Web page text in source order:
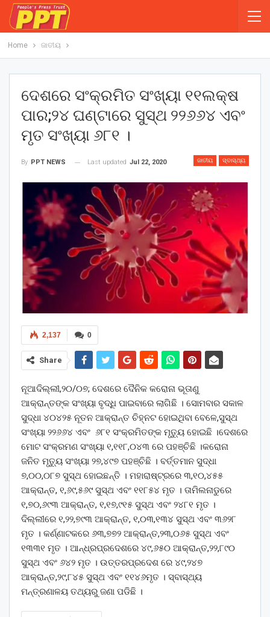
Home ଜାତୀୟ
ଦେଶରେ ସଂକ୍ରମିତ ସଂଖ୍ୟା ୧୧ଲକ୍ଷ
ପାର;୨୪ ଘଣ୍ଟାରେ ସୁସ୍ଥ ୨୨୬୬୪ ଏବଂ
ମୃତ ସଂଖ୍ୟା ୬୮୧ ।
ଜାତୀୟ ସ୍ବାସ୍ଥ୍ୟ
By PPT NEWS Last updated Jul 22, 2020
0
2,137
Share
ନୂଆଦିଲ୍ଲୀ,୨୦/୦୭; ଦେଶରେ ଦୈନିକ କରୋନା ଭୂତାଣୁ
ଆକ୍ରାନ୍ତଙ୍କ ସଂଖ୍ୟା ବୃଦ୍ଧି ପାଇବାରେ ଲାଗିଛି । ସୋମବାର ସକାଳ
ସୁଦ୍ଧା ୪୦୪୨୫ ନୂତନ ଆକ୍ରାନ୍ତ ଚିହ୍ନଟ ହୋଇଥିବା ବେଳେ,ସୁସ୍ଥ
ସଂଖ୍ୟା ୨୨୬୬୪ ଏବଂ ୬୮୧ ସଂକ୍ରମିତଙ୍କ ମୃତ୍ୟୁ ହୋଇଛି ।ଦେଶରେ
ମୋଟ ସଂକ୍ରମଣ ସଂଖ୍ୟା ୧,୧୧୮,୦୪୩ ରେ ପହଞ୍ଚିଛି ।କରୋନା
ଜନିତ ମୃତ୍ୟୁ ସଂଖ୍ୟା ୨୭,୪୯୭ ପହଞ୍ଚିଛି । ବର୍ତ୍ତମାନ ସୁଦ୍ଧା
୭,୦୦,୦୮୭ ସୁସ୍ଥ ହୋଇଛନ୍ତି । ମହାରାଷ୍ଟ୍ରରେ ୩,୧୦,୪୫୫
ଆକ୍ରାନ୍ତ, ୧,୬୯,୫୬୯ ସୁସ୍ଥ ଏବଂ ୧୧୮୫୪ ମୃତ । ତାମିଲନାଡୁରେ
୧,୭୦,୬୯୩ ଆକ୍ରାନ୍ତ, ୧,୧୭,୯୧୫ ସୁସ୍ଥ ଏବଂ ୨୪୮୧ ମୃତ ।
ଦିଲ୍ଲୀରେ ୧,୨୨,୭୯୩ ଆକ୍ରାନ୍ତ, ୧,୦୩,୧୩୪ ସୁସ୍ଥ ଏବଂ ୩୬୨୮
ମୃତ । କର୍ଣ୍ଣାଟକରେ ୬୩,୭୭୨ ଆକ୍ରାନ୍ତ,୨୩,୦୬୫ ସୁସ୍ଥ ଏବଂ
୧୩୩୧ ମୃତ । ଆନ୍ଧ୍ରପ୍ରଦେଶରେ ୪୯,୬୫୦ ଆକ୍ରାନ୍ତ,୨୨,୮୯୦
ସୁସ୍ଥ ଏବଂ ୬୪୨ ମୃତ । ଉତ୍ତରପ୍ରଦେଶ ରେ ୪୯,୨୪୭
ଆକ୍ରାନ୍ତ,୨୯,୮୪୫ ସୁସ୍ଥ ଏବଂ ୧୧୪୬ମୃତ । ସ୍ବାସ୍ଥ୍ୟ
ମନ୍ତ୍ରଣାଳୟ ତଥ୍ୟରୁ ଜଣା ପଡିଛି ।